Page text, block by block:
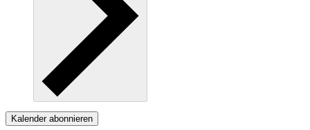
Kalender abonnieren